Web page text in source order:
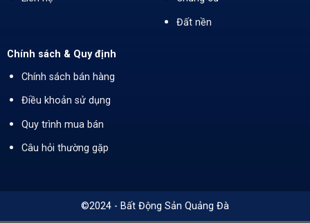
Đất nền
Chính sách & Quy định
Chính sách bán hàng
Điều khoản sử dụng
Quy trình mua bán
Câu hỏi thường gặp
©2024 - Bất Động Sản Quảng Đà